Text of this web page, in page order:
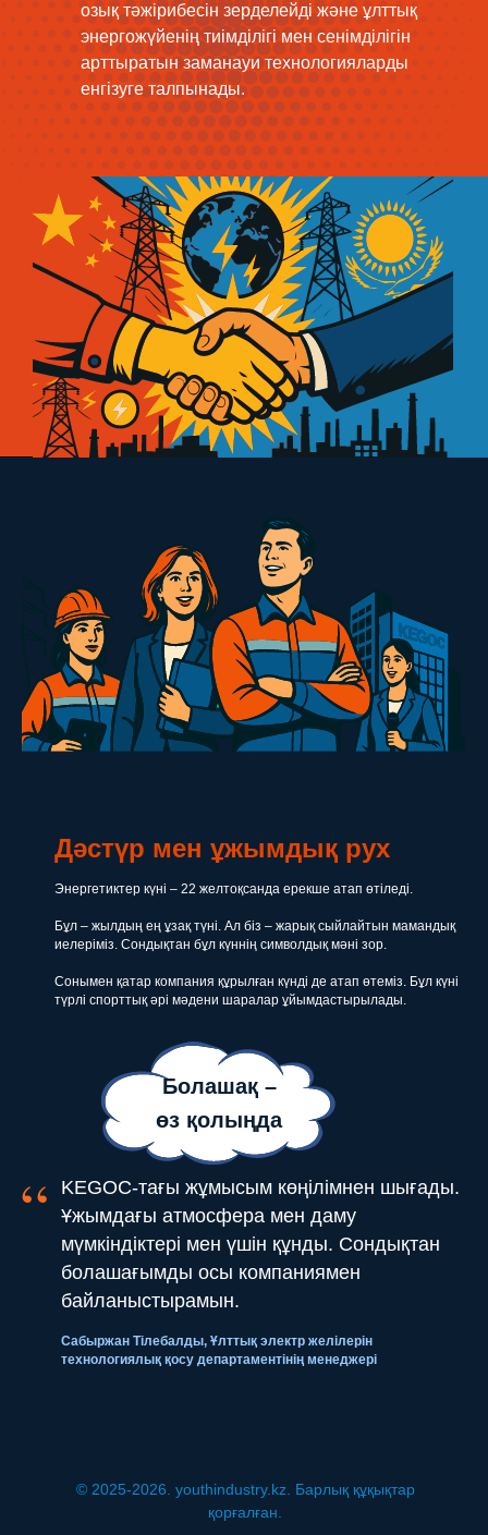
озық тәжірибесін зерделейді және ұлттық
энергожүйенің тиімділігі мен сенімділігін
арттыратын заманауи технологияларды
енгізуге талпынады.
Дәстүр мен ұжымдық рух
Энергетиктер күні – 22 желтоқсанда ерекше атап өтіледі.
Бұл – жылдың ең ұзақ түні. Ал біз – жарық сыйлайтын мамандық
иелеріміз. Сондықтан бұл күннің символдық мәні зор.
Сонымен қатар компания құрылған күнді де атап өтеміз. Бұл күні
түрлі спорттық әрі мәдени шаралар ұйымдастырылады.
Болашақ –
өз қолыңда
“
KEGOC-тағы жұмысым көңілімнен шығады.
Ұжымдағы атмосфера мен даму
мүмкіндіктері мен үшін құнды. Сондықтан
болашағымды осы компаниямен
байланыстырамын.
Сабыржан Тілебалды, Ұлттық электр желілерін
технологиялық қосу департаментінің менеджері
© 2025-2026. youthindustry.kz. Барлық құқықтар
қорғалған.